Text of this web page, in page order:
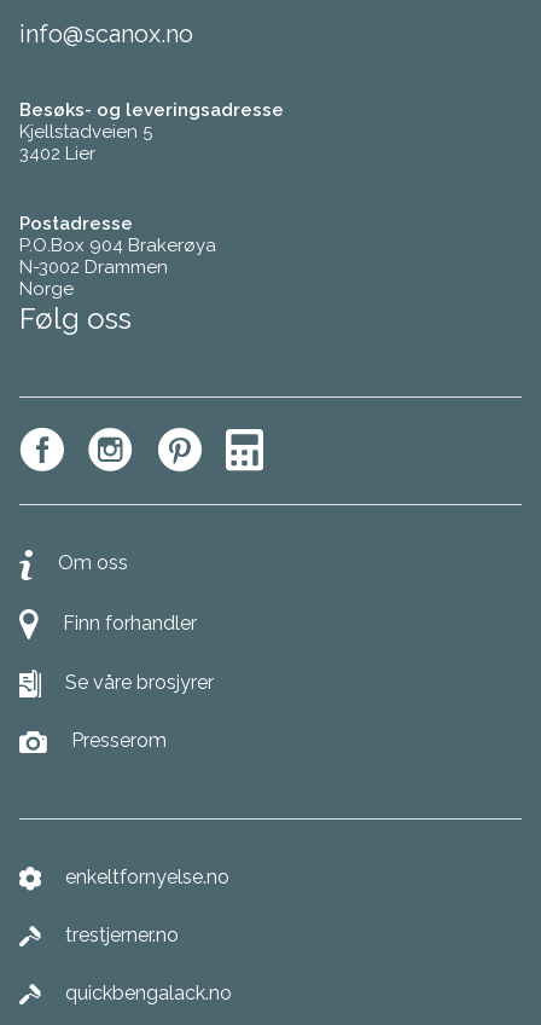
info@scanox.no
Besøks- og leveringsadresse
Kjellstadveien 5
3402 Lier
Postadresse
P.O.Box 904 Brakerøya
N-3002 Drammen
Norge
Følg oss
Om oss
Finn forhandler
Se våre brosjyrer
Presserom
enkeltfornyelse.no
trestjerner.no
quickbengalack.no